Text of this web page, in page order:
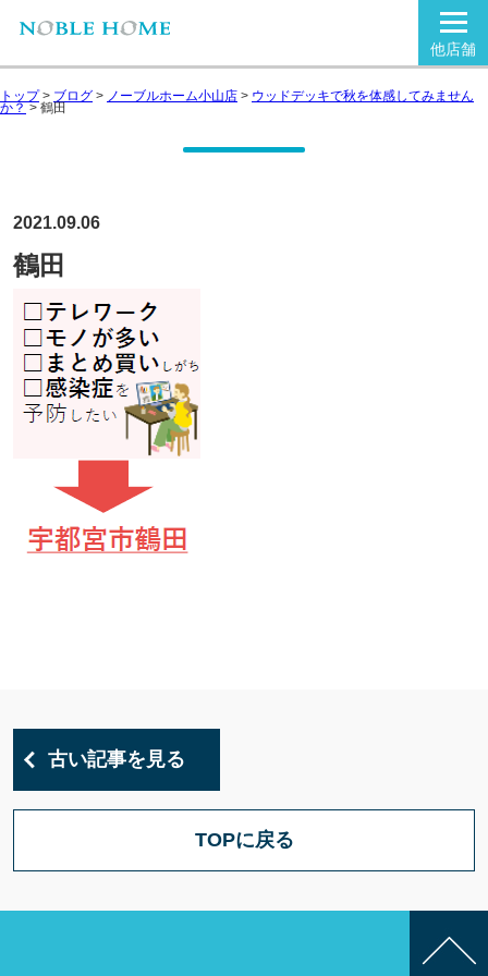
他店舗
トップ> ブログ > ノーブルホーム小山店 > ウッドデッキで秋を体感してみません
か？ > 鶴田
2021.09.06
鶴田
古い記事を見る
TOPに戻る